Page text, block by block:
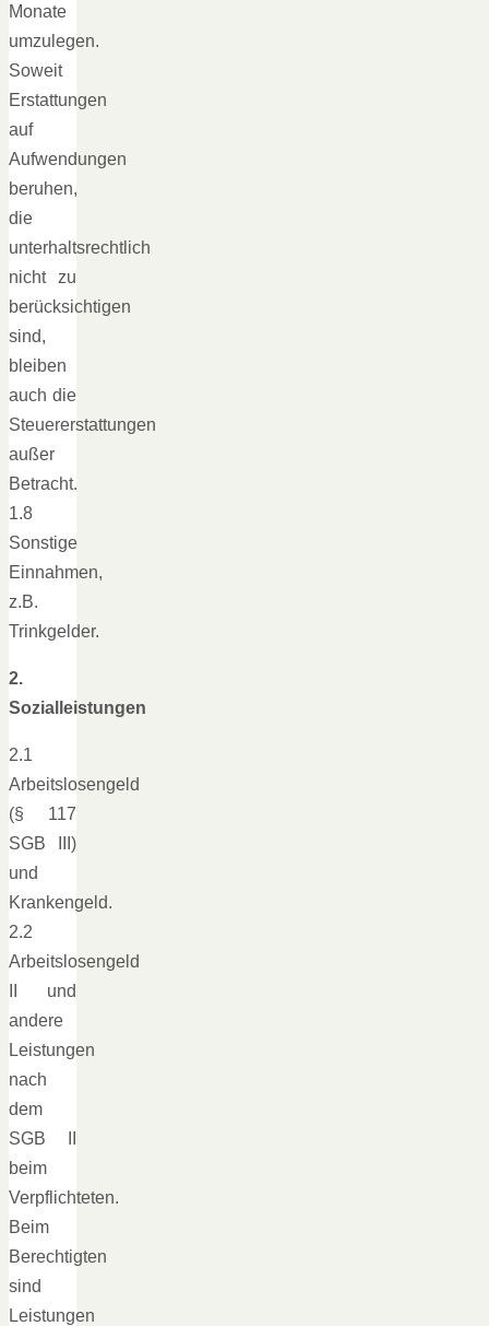
Monate
umzulegen.
Soweit
Erstattungen
auf
Aufwendungen
beruhen,
die
unterhaltsrechtlich
nicht zu
berücksichtigen
sind,
bleiben
auch die
Steuererstattungen
außer
Betracht.
1.8
Sonstige
Einnahmen,
z.B.
Trinkgelder.
2.
Sozialleistungen
2.1
Arbeitslosengeld
(§ 117
SGB III)
und
Krankengeld.
2.2
Arbeitslosengeld
II und
andere
Leistungen
nach
dem
SGB II
beim
Verpflichteten.
Beim
Berechtigten
sind
Leistungen